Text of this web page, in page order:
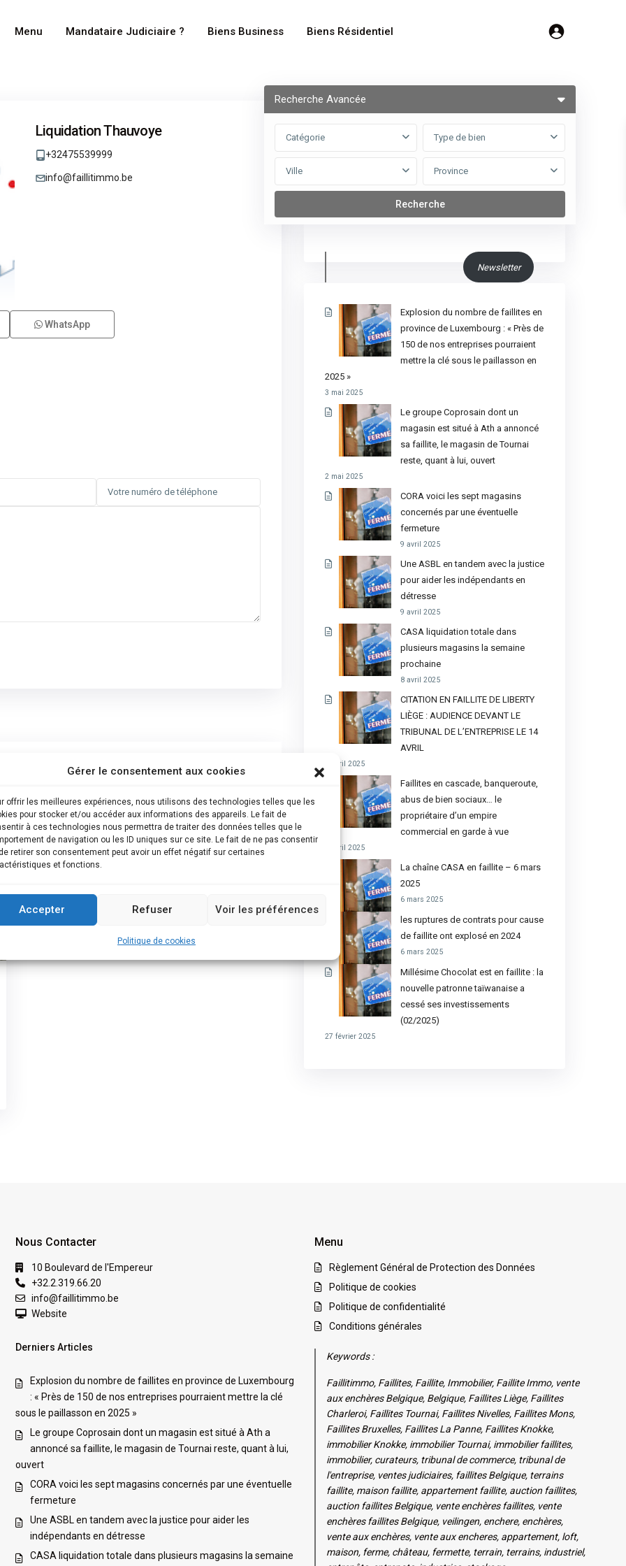
Gérer le consentement aux cookies
offrir les meilleures expériences, nous utilisons des technologies telles que les
pour stocker et/ou accéder aux informations des appareils. Le fait de
à ces technologies nous permettra de traiter des données telles que le
de navigation ou les ID uniques sur ce site. Le fait de ne pas consentir
retirer son consentement peut avoir un effet négatif sur certaines
et fonctions.
Accepter Refuser Voir les préférences
Politique de cookies
Menu Mandataire Judiciaire ? Biens Business Biens Résidentiel
Recherche Avancée
Catégorie Type de bien
Ville Province
Liquidation Thauvoye
+32475539999
info@faillitimmo.be
WhatsApp
Newsletter
Explosion du nombre de faillites en
province de Luxembourg : « Près de
150 de nos entreprises pourraient
mettre la clé sous le paillasson en
2025 »
3 mai 2025
Le groupe Coprosain dont un
magasin est situé à Ath a annoncé
sa faillite, le magasin de Tournai
reste, quant à lui, ouvert
2 mai 2025
CORA voici les sept magasins
concernés par une éventuelle
fermeture
9 avril 2025
Une ASBL en tandem avec la justice
pour aider les indépendants en
détresse
9 avril 2025
CASA liquidation totale dans
plusieurs magasins la semaine
prochaine
8 avril 2025
CITATION EN FAILLITE DE LIBERTY
LIÈGE : AUDIENCE DEVANT LE
TRIBUNAL DE L’ENTREPRISE LE 14
AVRIL
4 avril 2025
Faillites en cascade, banqueroute,
abus de bien sociaux… le
propriétaire d’un empire
commercial en garde à vue
4 avril 2025
La chaîne CASA en faillite – 6 mars
2025
6 mars 2025
les ruptures de contrats pour cause
de faillite ont explosé en 2024
6 mars 2025
Millésime Chocolat est en faillite : la
nouvelle patronne taïwanaise a
cessé ses investissements
(02/2025)
27 février 2025
Nous Contacter
10 Boulevard de l'Empereur
+32.2.319.66.20
info@faillitimmo.be
Website
Derniers Articles
Explosion du nombre de faillites en province de Luxembourg
: « Près de 150 de nos entreprises pourraient mettre la clé
sous le paillasson en 2025 »
Le groupe Coprosain dont un magasin est situé à Ath a
annoncé sa faillite, le magasin de Tournai reste, quant à lui,
ouvert
CORA voici les sept magasins concernés par une éventuelle
fermeture
Une ASBL en tandem avec la justice pour aider les
indépendants en détresse
CASA liquidation totale dans plusieurs magasins la semaine
Menu
Règlement Général de Protection des Données
Politique de cookies
Politique de confidentialité
Conditions générales
Keywords :
Faillitimmo, Faillites, Faillite, Immobilier, Faillite Immo, vente
aux enchères Belgique, Belgique, Faillites Liège, Faillites
Charleroi, Faillites Tournai, Faillites Nivelles, Faillites Mons,
Faillites Bruxelles, Faillites La Panne, Faillites Knokke,
immobilier Knokke, immobilier Tournai, immobilier faillites,
immobilier, curateurs, tribunal de commerce, tribunal de
l'entreprise, ventes judiciaires, faillites Belgique, terrains
faillite, maison faillite, appartement faillite, auction faillites,
auction faillites Belgique, vente enchères faillites, vente
enchères faillites Belgique, veilingen, enchere, enchères,
vente aux enchères, vente aux encheres, appartement, loft,
maison, ferme, château, fermette, terrain, terrains, industriel,